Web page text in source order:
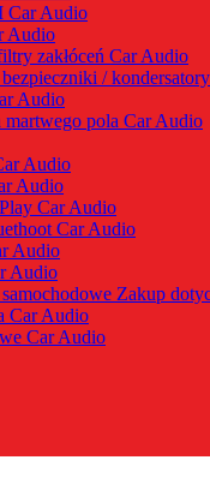
Car Audio
Audio
zakłóceń Car Audio
/
Audio
pola Car Audio
Audio
Audio
Car Audio
Car Audio
Audio
Audio
Zakup
Car Audio
Car Audio